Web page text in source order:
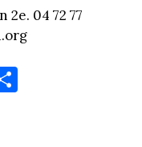
04 72 77
Pa